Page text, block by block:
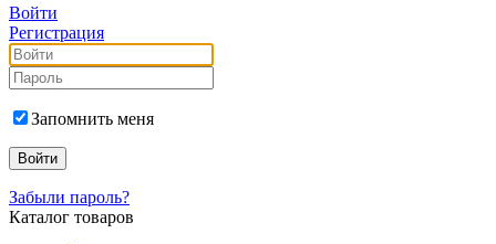
Войти
Регистрация
Запомнить меня
Забыли пароль?
Каталог товаров